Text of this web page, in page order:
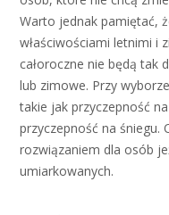
Warto jednak pamiętać,
właściwościami letnimi i
całoroczne nie będą tak
lub zimowe. Przy
takie jak przyczepność
przyczepność na śniegu.
rozwiązaniem dla osób
umiarkowanych.